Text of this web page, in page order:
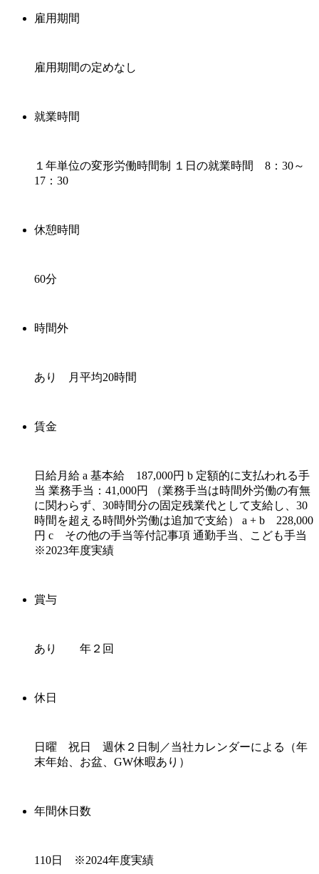
雇用期間
雇用期間の定めなし
就業時間
１年単位の変形労働時間制 １日の就業時間 8：30～
17：30
休憩時間
60分
時間外
あり 月平均20時間
賃金
日給月給 a 基本給 187,000円 b 定額的に支払われる手
当 業務手当：41,000円 （業務手当は時間外労働の有無
に関わらず、30時間分の固定残業代として支給し、30
時間を超える時間外労働は追加で支給） a + b 228,000
円 c その他の手当等付記事項 通勤手当、こども手当
※2023年度実績
賞与
あり 年２回
休日
日曜 祝日 週休２日制／当社カレンダーによる（年
末年始、お盆、GW休暇あり）
年間休日数
110日 ※2024年度実績